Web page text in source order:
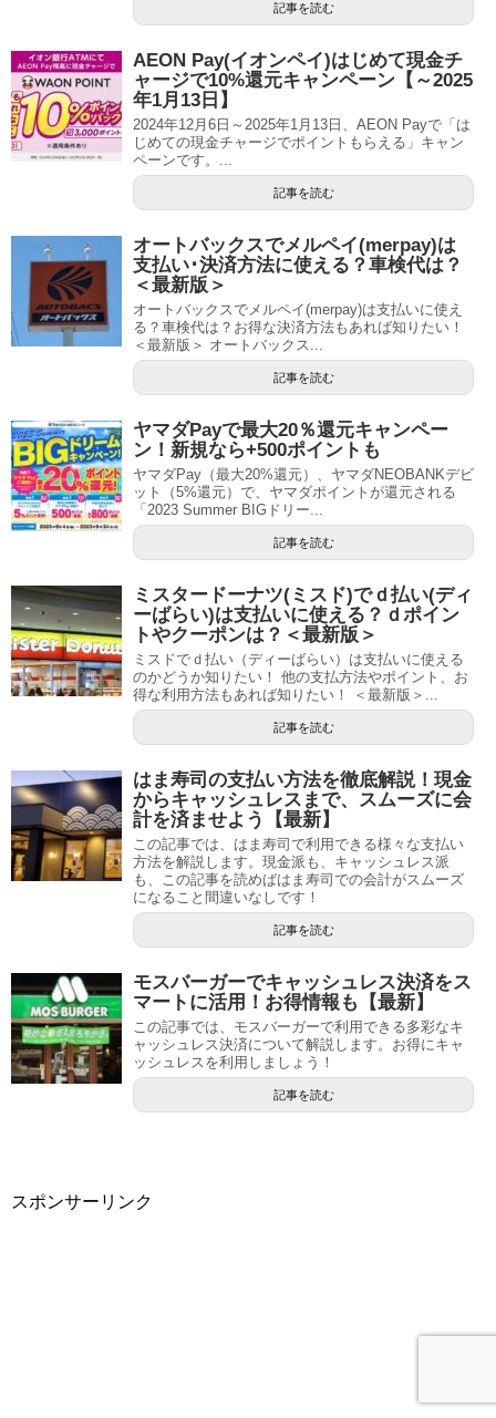
記事を読む
AEON Pay(イオンペイ)はじめて現金チ
ャージで10%還元キャンペーン【～2025
年1月13日】
2024年12月6日～2025年1月13日、AEON Payで「は
じめての現金チャージでポイントもらえる」キャン
ペーンです。...
記事を読む
オートバックスでメルペイ(merpay)は
支払い･決済方法に使える？車検代は？
＜最新版＞
オートバックスでメルペイ(merpay)は支払いに使え
る？車検代は？お得な決済方法もあれば知りたい！
＜最新版＞ オートバックス...
記事を読む
ヤマダPayで最大20％還元キャンペー
ン！新規なら+500ポイントも
ヤマダPay（最大20%還元）、ヤマダNEOBANKデビ
ット（5%還元）で、ヤマダポイントが還元される
「2023 Summer BIGドリー...
記事を読む
ミスタードーナツ(ミスド)でｄ払い(ディ
ーばらい)は支払いに使える？ｄポイン
トやクーポンは？＜最新版＞
ミスドでｄ払い（ディーばらい）は支払いに使える
のかどうか知りたい！ 他の支払方法やポイント、お
得な利用方法もあれば知りたい！ ＜最新版＞...
記事を読む
はま寿司の支払い方法を徹底解説！現金
からキャッシュレスまで、スムーズに会
計を済ませよう【最新】
この記事では、はま寿司で利用できる様々な支払い
方法を解説します。現金派も、キャッシュレス派
も、この記事を読めばはま寿司での会計がスムーズ
になること間違いなしです！
記事を読む
モスバーガーでキャッシュレス決済をス
マートに活用！お得情報も【最新】
この記事では、モスバーガーで利用できる多彩なキ
ャッシュレス決済について解説します。お得にキャ
ッシュレスを利用しましょう！
記事を読む
スポンサーリンク